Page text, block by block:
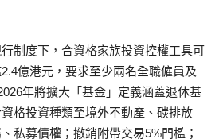
制度下，合資格家族投資控權工具可
億港元，要求至少兩名全職僱員及
年將擴大「基金」定義涵蓋退休基
格投資種類至境外不動產、碳排放
私募債權；撤銷附帶交易5%門檻；